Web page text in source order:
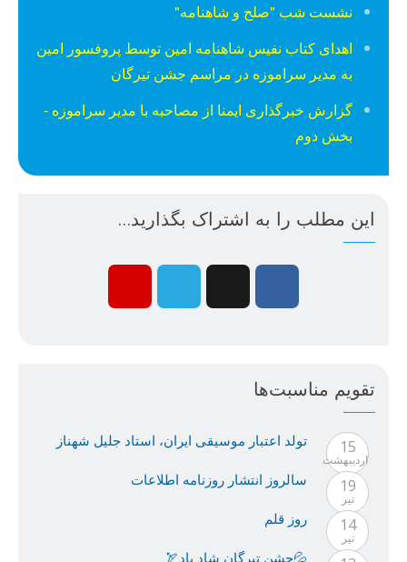
نشست شب "صلح و شاهنامه"
اهدای کتاب نفیس شاهنامه امین توسط پروفسور امین
به مدیر سراموزه در مراسم جشن تیرگان
گزارش خبرگذاری ایمنا از مصاحبه با مدیر سراموزه -
بخش دوم
این مطلب را به اشتراک بگذارید...
تقویم مناسبت‌ها
15
ارديبهشت
تولد اعتبار موسيقى ايران، استاد جليل شهناز
19
تیر
سالروز انتشار روزنامه اطلاعات
14
تیر
روز قلم
💦جشن تیرگان شاد باد🏹